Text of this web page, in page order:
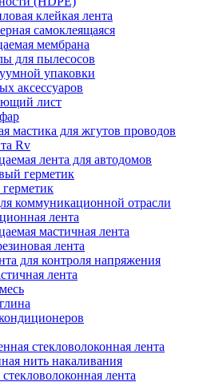
клейкая лента
самоклеящаяся
мембрана
для пылесосов
упаковки
аксессуаров
лист
мастика для жгутов проводов
Rv
лента для автодомов
герметик
коммуникационной отрасли
лента
мастичная лента
лента
для контроля напряжения
лента
стекловолоконная лента
нить накаливания
лента